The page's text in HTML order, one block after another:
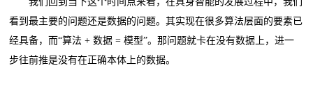
看到最主要的问题还是数据的问题。其实现在很多算法层面的要素已
经具备，而“算法 + 数据 = 模型”。那问题就卡在没有数据上，进一
步往前推是没有在正确本体上的数据。